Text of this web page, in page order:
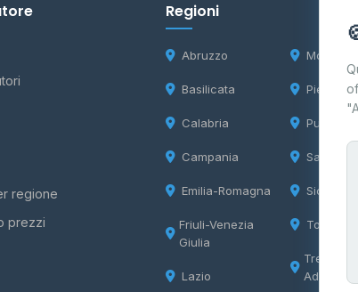
regione
prezzi
Regioni
Abruzzo
Basilicata
Calabria
Campania
Emilia-Romagna
Friuli-Venezia
Giulia
Lazio
Molise
Piemonte
Puglia
Sardegna
Sicilia
Toscana
Trentino-
Adige